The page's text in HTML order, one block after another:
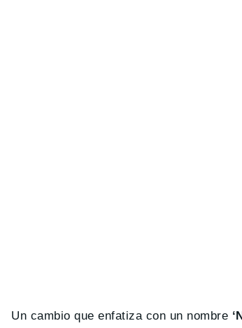
Un cambio que enfatiza con un nombre